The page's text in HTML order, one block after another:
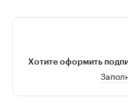
Хотите оформить